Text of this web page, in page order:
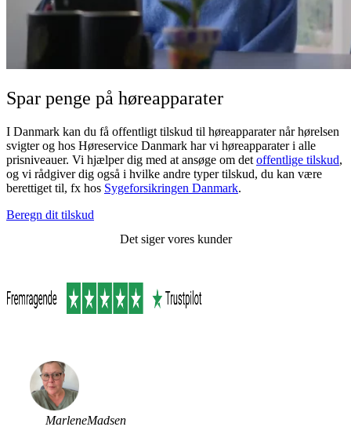
Spar penge på høreapparater
I Danmark kan du få offentligt tilskud til høreapparater når hørelsen
svigter og hos Høreservice Danmark har vi høreapparater i alle
prisniveauer. Vi hjælper dig med at ansøge om det offentlige tilskud,
og vi rådgiver dig også i hvilke andre typer tilskud, du kan være
berettiget til, fx hos Sygeforsikringen Danmark.
Beregn dit tilskud
Det siger vores kunder
MarleneMadsen